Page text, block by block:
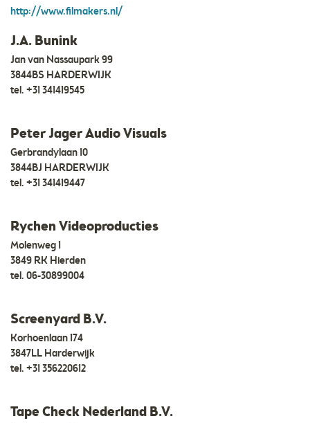
http://www.filmakers.nl/
J.A. Bunink
Jan van Nassaupark 99
3844BS HARDERWIJK
tel. +31 341419545
Peter Jager Audio Visuals
Gerbrandylaan 10
3844BJ HARDERWIJK
tel. +31 341419447
Rychen Videoproducties
Molenweg 1
3849 RK Hierden
tel. 06-30899004
Screenyard B.V.
Korhoenlaan 174
3847LL Harderwijk
tel. +31 356220612
Tape Check Nederland B.V.